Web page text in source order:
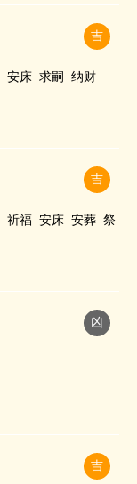
吉
安床 求嗣 纳财
吉
祈福 安床 安葬 祭
凶
吉